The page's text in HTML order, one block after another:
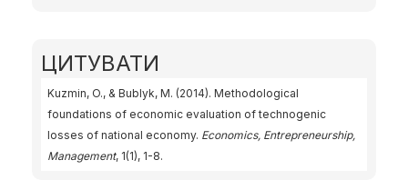
ЦИТУВАТИ
Kuzmin, O., & Bublyk, M. (2014). Methodological
foundations of economic evaluation of technogenic
losses of national economy. Economics, Entrepreneurship,
Management, 1(1), 1-8.